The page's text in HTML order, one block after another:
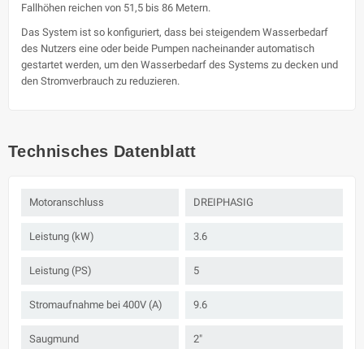
Fallhöhen reichen von 51,5 bis 86 Metern.
Das System ist so konfiguriert, dass bei steigendem Wasserbedarf
des Nutzers eine oder beide Pumpen nacheinander automatisch
gestartet werden, um den Wasserbedarf des Systems zu decken und
den Stromverbrauch zu reduzieren.
Technisches Datenblatt
Motoranschluss DREIPHASIG
Leistung (kW) 3.6
Leistung (PS) 5
Stromaufnahme bei 400V (A) 9.6
Saugmund 2"